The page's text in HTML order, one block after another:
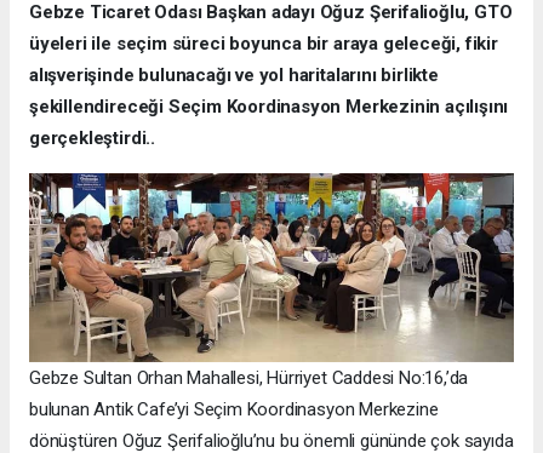
Gebze Ticaret Odası Başkan adayı Oğuz Şerifalioğlu, GTO
üyeleri ile seçim süreci boyunca bir araya geleceği, fikir
alışverişinde bulunacağı ve yol haritalarını birlikte
şekillendireceği Seçim Koordinasyon Merkezinin açılışını
gerçekleştirdi..
Gebze Sultan Orhan Mahallesi, Hürriyet Caddesi No:16,’da
bulunan Antik Cafe’yi Seçim Koordinasyon Merkezine
dönüştüren Oğuz Şerifalioğlu’nu bu önemli gününde çok sayıda